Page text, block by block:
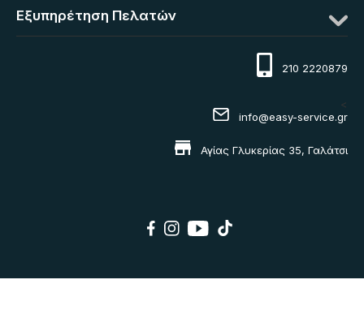
Εξυπηρέτηση Πελατών
210 2220879
<
info@easy-service.gr
Αγίας Γλυκερίας 35, Γαλάτσι